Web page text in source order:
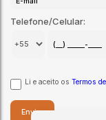
Telefone/Celular:
Li e aceito os Termos